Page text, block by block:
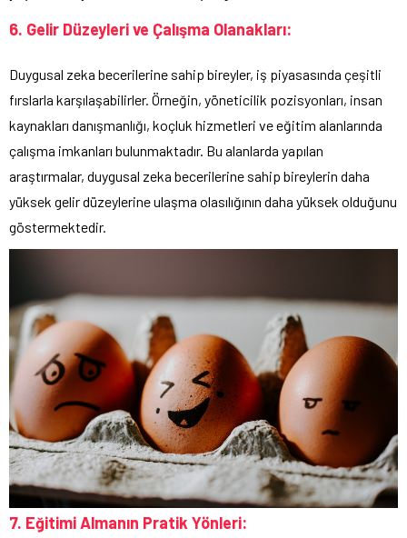
6. Gelir Düzeyleri ve Çalışma Olanakları:
Duygusal zeka becerilerine sahip bireyler, iş piyasasında çeşitli
fırslarla karşılaşabilirler. Örneğin, yöneticilik pozisyonları, insan
kaynakları danışmanlığı, koçluk hizmetleri ve eğitim alanlarında
çalışma imkanları bulunmaktadır. Bu alanlarda yapılan
araştırmalar, duygusal zeka becerilerine sahip bireylerin daha
yüksek gelir düzeylerine ulaşma olasılığının daha yüksek olduğunu
göstermektedir.
7. Eğitimi Almanın Pratik Yönleri: